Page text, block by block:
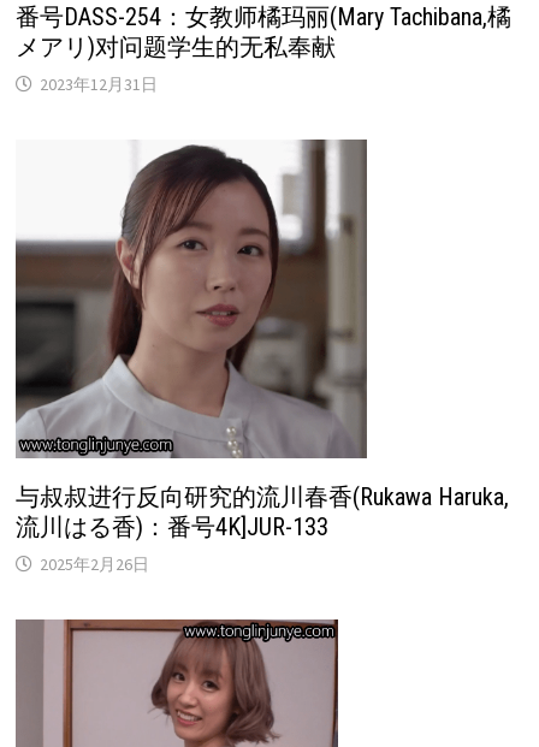
番号DASS-254：女教师橘玛丽(Mary Tachibana,橘
メアリ)对问题学生的无私奉献
2023年12月31日
与叔叔进行反向研究的流川春香(Rukawa Haruka,
流川はる香)：番号4K]JUR-133
2025年2月26日